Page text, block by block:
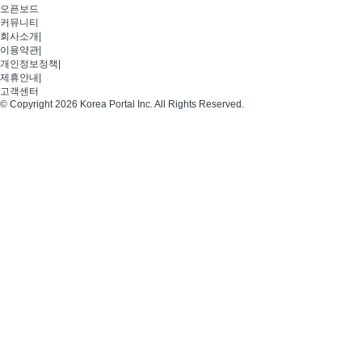
오픈보드
커뮤니티
회사소개
이용약관
개인정보정책
제휴안내
고객센터
© Copyright 2026 Korea Portal Inc. All Rights Reserved.